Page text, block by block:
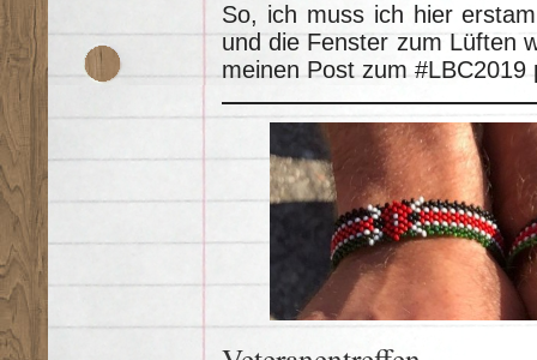
So, ich muss ich hier
und die Fenster zum Lüften
meinen Post zum